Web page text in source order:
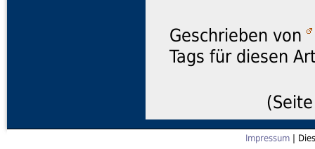
Geschrieben von
Tags für diesen
Impressum |